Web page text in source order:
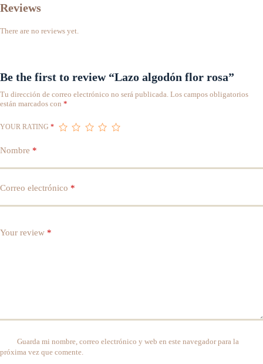
Reviews
There are no reviews yet.
Be the first to review “Lazo algodón flor rosa”
Tu dirección de correo electrónico no será publicada. Los campos obligatorios
están marcados con *
YOUR RATING *
Nombre *
Correo electrónico *
Your review *
Guarda mi nombre, correo electrónico y web en este navegador para la
próxima vez que comente.